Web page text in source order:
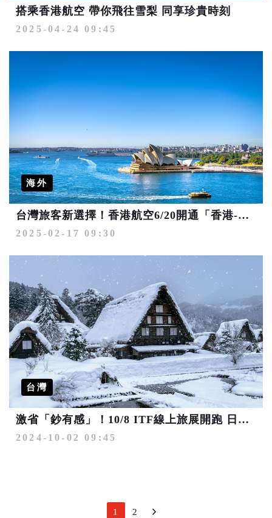
搭乘香港航空 帶你飛往雪梨 同享珍貴時刻
2025-04-24 09:45
海外
台灣旅客新選擇！香港航空6/20開通「香港-雪梨」航線
2025-02-17 09:30
台灣
激省「鈔有感」！10/8 ITF線上旅展開跑 日本省萬元、韓國萬元有找 再抽「一年份國旅」玩到飽
2024-10-02 09:45
1 2